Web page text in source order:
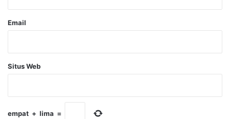
Email
Situs Web
empat + lima =